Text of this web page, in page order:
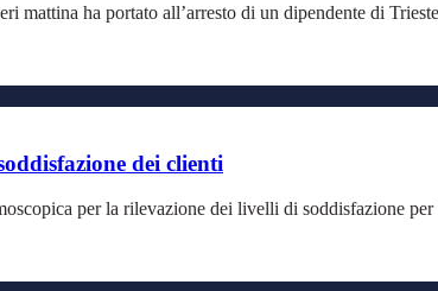
mattina ha portato all’arresto di un dipendente di
dei clienti
per la rilevazione dei livelli di soddisfazione